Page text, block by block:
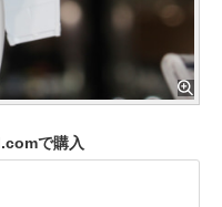
で購入